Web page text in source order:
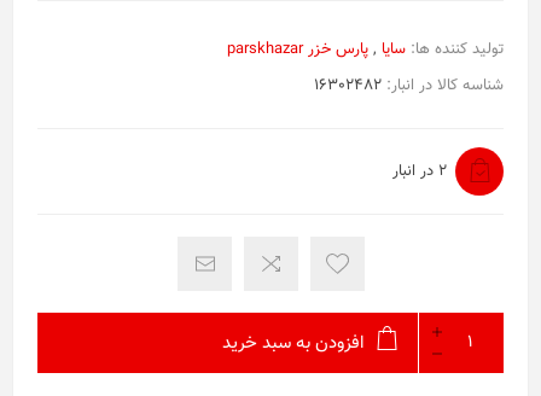
تولید کننده ها: سایا , پارس خزر parskhazar
شناسه کالا در انبار: 16302482
2 در انبار
افزودن به سبد خرید